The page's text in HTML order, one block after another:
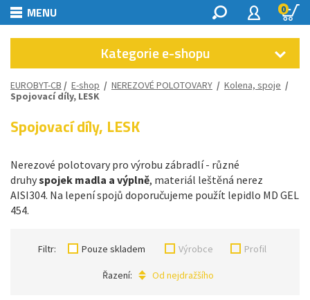
MENU 0
Kategorie e-shopu
EUROBYT-CB / E-shop / NEREZOVÉ POLOTOVARY / Kolena, spoje /
Spojovací díly, LESK
Spojovací díly, LESK
Nerezové polotovary pro výrobu zábradlí - různé
druhyspojek madla a výplně, materiál leštěná nerez
AISI304. Na lepení spojů doporučujeme použít lepidlo MD GEL
454.
Filtr: Pouze skladem Výrobce Profil
Řazení: Od nejdražšího